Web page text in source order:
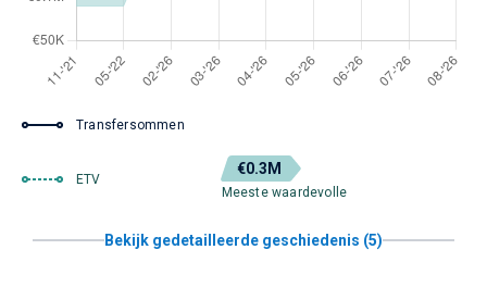
Transfersommen
ETV
€0.3M
Meeste waardevolle
Bekijk gedetailleerde geschiedenis (5)